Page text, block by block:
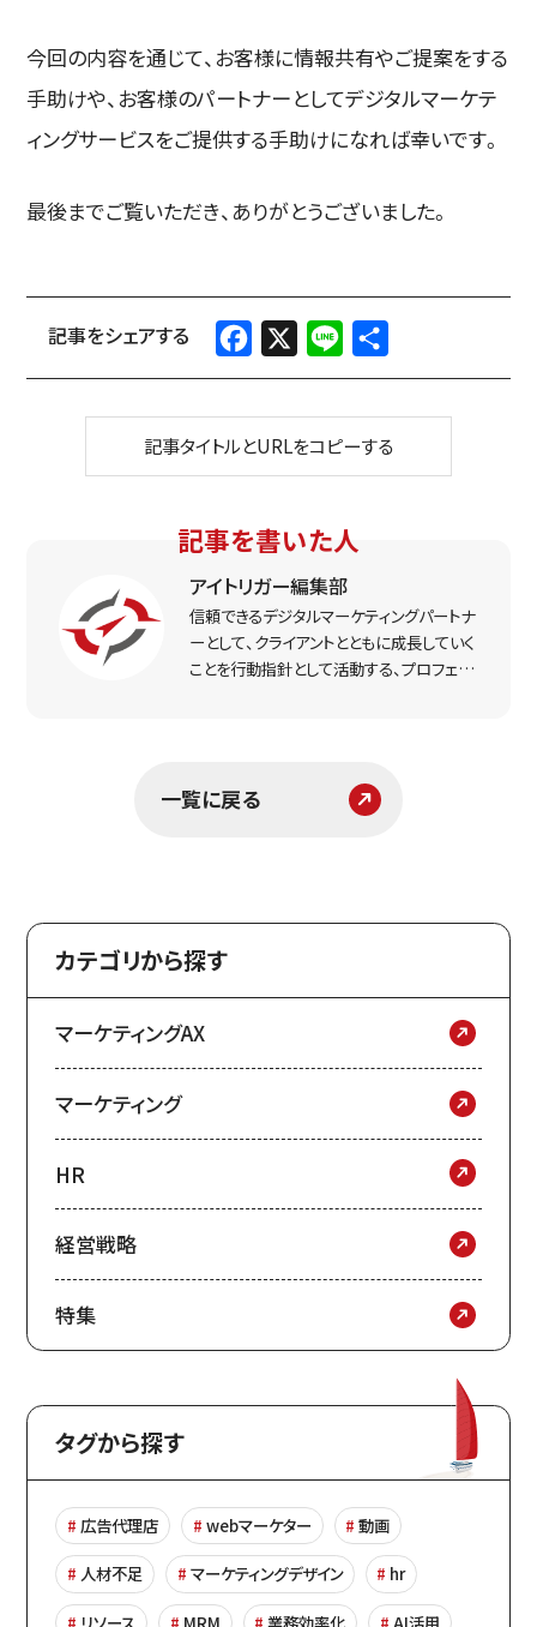
今回の内容を通じて、お客様に情報共有やご提案をする
手助けや、お客様のパートナーとしてデジタルマーケテ
ィングサービスをご提供する手助けになれば幸いです。
最後までご覧いただき、ありがとうございました。
Facebook
X Line
記事タイトルとURLをコピーする
記事を書いた人
アイトリガー編集部
信頼できるデジタルマーケティングパートナ
ーとして、クライアントとともに成長していく
ことを行動指針として活動する、プロフェッ
一覧に戻る
カテゴリから探す
マーケティングAX
マーケティング
HR
経営戦略
特集
タグから探す
広告代理店 webマーケター 動画
人材不足 マーケティングデザイン hr
リソース MRM 業務効率化 AI活用